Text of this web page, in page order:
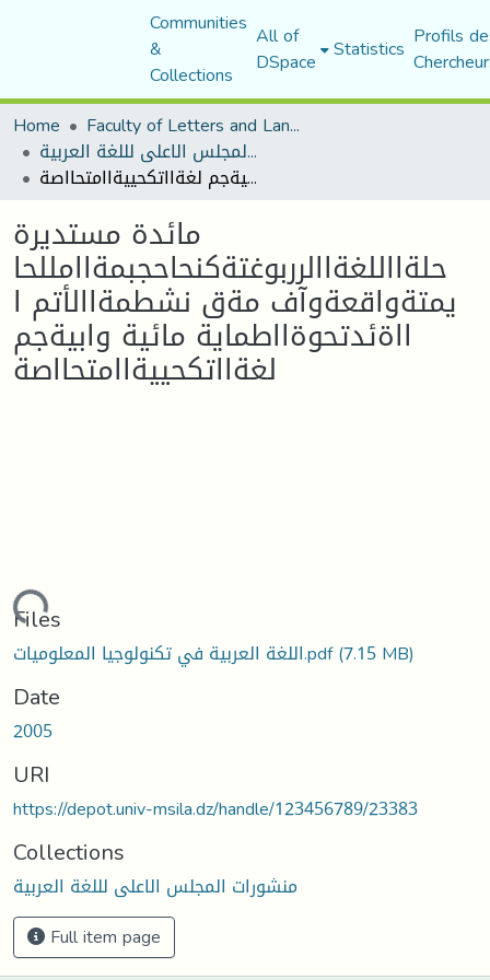
Communities
&
Collections
All of
DSpace Statistics Profils
Home
Faculty of Letters and Languages
منشورات المجلس الاعلى لللغة العربية
مائدة مستديرة حلةااللغةاالرربوغتةكنحاحجبمةاامللحا يمتةواقعةوآف مةق نشطمةاالأتم ا ااةئدتحوةااطماية مائية وابيةجم لغةااتكحييةاامتحااصة
مائدة مستديرة
حلةااللغةاالرربوغتةكنحاحجبمةاامللحا
يمتةواقعةوآف مةق نشطمةاالأتم ا
ااةئدتحوةااطماية مائية وابيةجم
لغةااتكحييةاامتحااصة
Loading...
Files
اللغة العربية في تكنولوجيا المعلوميات.pdf(7.15 MB)
Date
2005
URI
https://depot.univ-msila.dz/handle/123456789/23383
Collections
منشورات المجلس الاعلى لللغة العربية
Full item page